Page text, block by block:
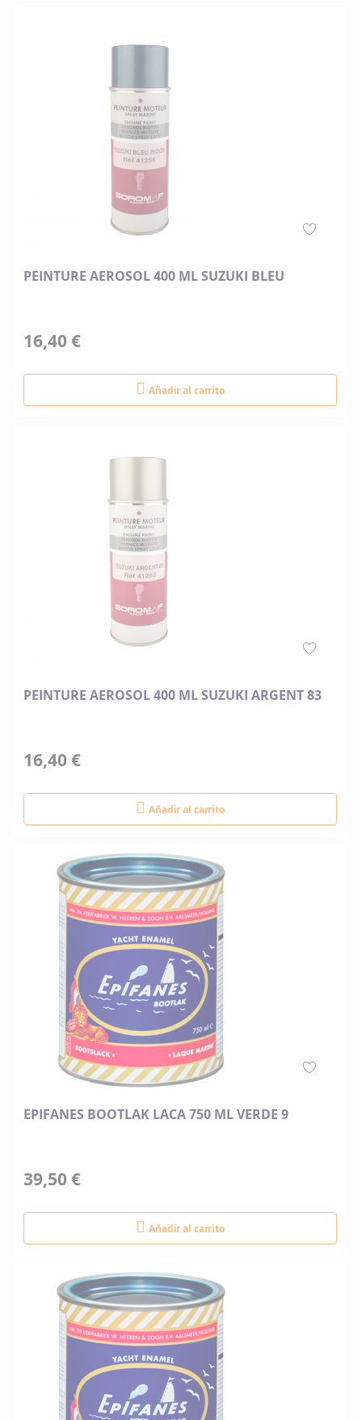
PEINTURE AEROSOL 400 ML SUZUKI BLEU
16,40 €
Añadir al carrito
PEINTURE AEROSOL 400 ML SUZUKI ARGENT 83
16,40 €
Añadir al carrito
EPIFANES BOOTLAK LACA 750 ML VERDE 9
39,50 €
Añadir al carrito